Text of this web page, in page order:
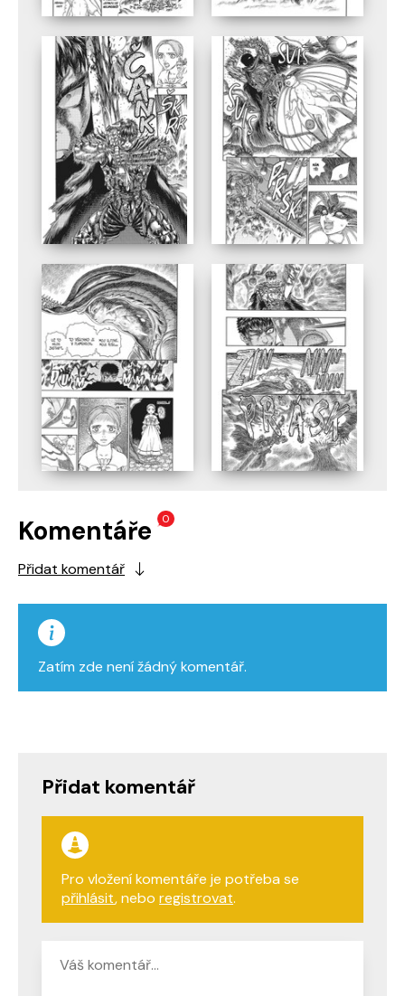
Komentáře 0
Přidat komentář
Zatím zde není žádný komentář.
Přidat komentář
Pro vložení komentáře je potřeba se
přihlásit, nebo registrovat.